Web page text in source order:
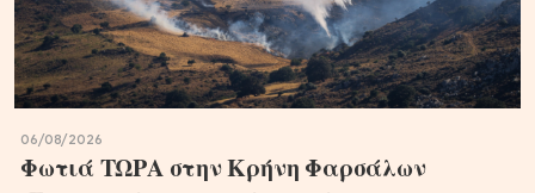
06/08/2026
Φωτιά ΤΩΡΑ στην Κρήνη Φαρσάλων